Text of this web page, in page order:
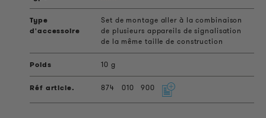
Set de montage aller à la combinaison
de plusieurs appareils de signalisation
de la même taille de construction
10 g
874 010 900